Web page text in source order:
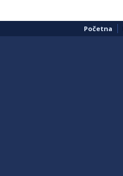
Početna